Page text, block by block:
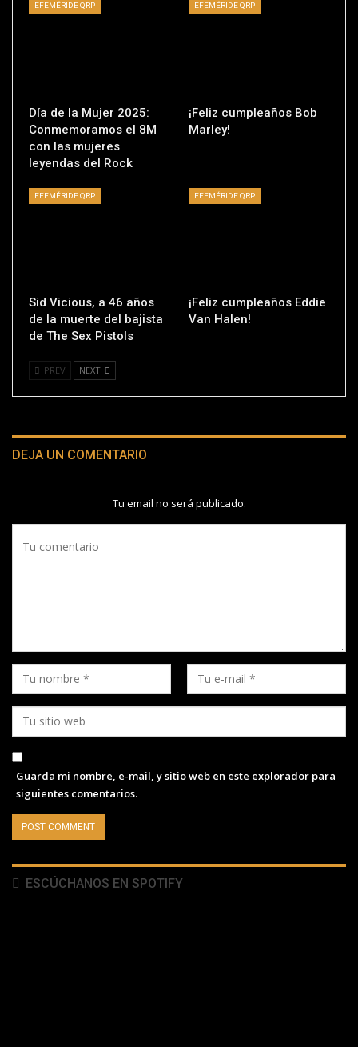
EFEMÉRIDE QRP
Día de la Mujer 2025:
Conmemoramos el 8M
con las mujeres
leyendas del Rock
EFEMÉRIDE QRP
¡Feliz cumpleaños Bob
Marley!
EFEMÉRIDE QRP
Sid Vicious, a 46 años
de la muerte del bajista
de The Sex Pistols
EFEMÉRIDE QRP
¡Feliz cumpleaños Eddie
Van Halen!
PREV NEXT
DEJA UN COMENTARIO
Tu email no será publicado.
Guarda mi nombre, e-mail, y sitio web en este explorador para
siguientes comentarios.
ESCÚCHANOS EN SPOTIFY